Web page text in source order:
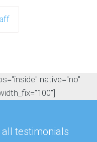
native="no"
all testimonials